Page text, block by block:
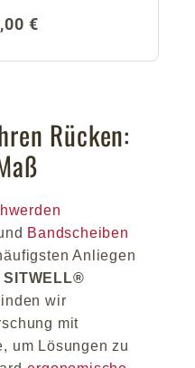
Preis:
€
Rücken:
Bandscheiben
Anliegen
SITWELL®
wir
mit
um Lösungen zu